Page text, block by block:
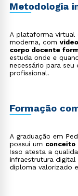
Metodologia
A plataforma virtual
moderna, com
corpo docente
estuda onde e
necessário para seu
profissional.
Formação
A graduação em
possui um conceito
Isso atesta a
infraestrutura
diploma valorizado